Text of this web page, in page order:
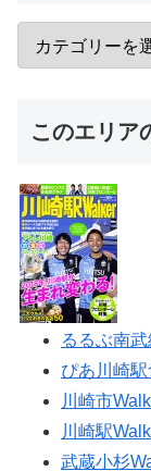
このエリア
るるぶ南
ぴあ川崎
川崎市
川崎駅
武蔵小杉